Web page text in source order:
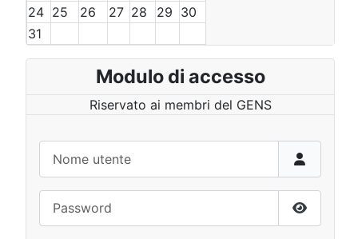
24 25 26 27 28 29 30
31
Modulo di accesso
Riservato ai membri del GENS
Mostra